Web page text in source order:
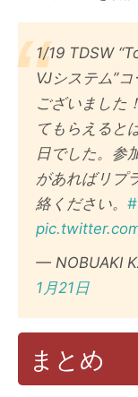
1/19 TDSW
VJシステム”
ございました
てもらえると
日でした。参
があればリプ
絡ください。
— NOBUAKI
1月21日
まとめ